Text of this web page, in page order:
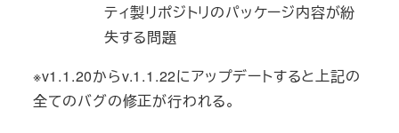
ティ製リポジトリのパッケージ内容が紛
失する問題
※v1.1.20からv.1.1.22にアップデートすると上記の
全てのバグの修正が行われる。